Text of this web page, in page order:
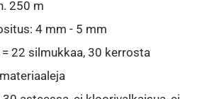
250 m
4 mm - 5 mm
22 silmukkaa, 30 kerrosta